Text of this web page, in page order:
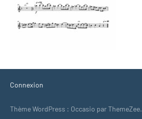
Connexion
Thème WordPress : Occasio par ThemeZee.